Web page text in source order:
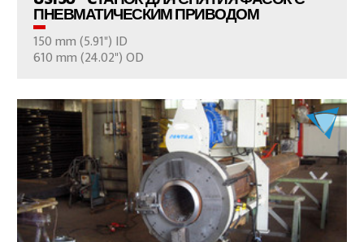
ПНЕВМАТИЧЕСКИМ ПРИВОДОМ
150 mm (5.91") ID
610 mm (24.02") OD
ПРОСМОТР ПРОДУКТОВ